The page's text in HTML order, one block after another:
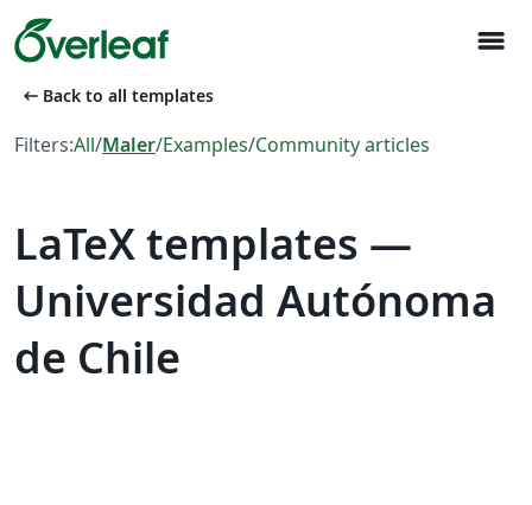
menu
arrow_left_alt Back to all templates
Filters:All/Maler/Examples/Community articles
LaTeX templates —
Universidad Autónoma
de Chile